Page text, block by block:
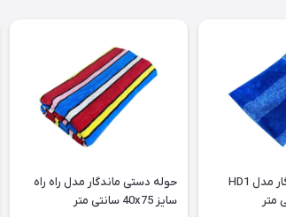
حوله دستی ماندگار مدل HD1
حوله دستی ماندگار مدل راه راه
سایز 40x75 سانتی متر